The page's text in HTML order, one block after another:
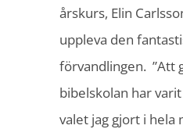
årskurs, Elin
uppleva den
förvandlingen. ”Att
bibelskolan har
valet jag gjort i hela